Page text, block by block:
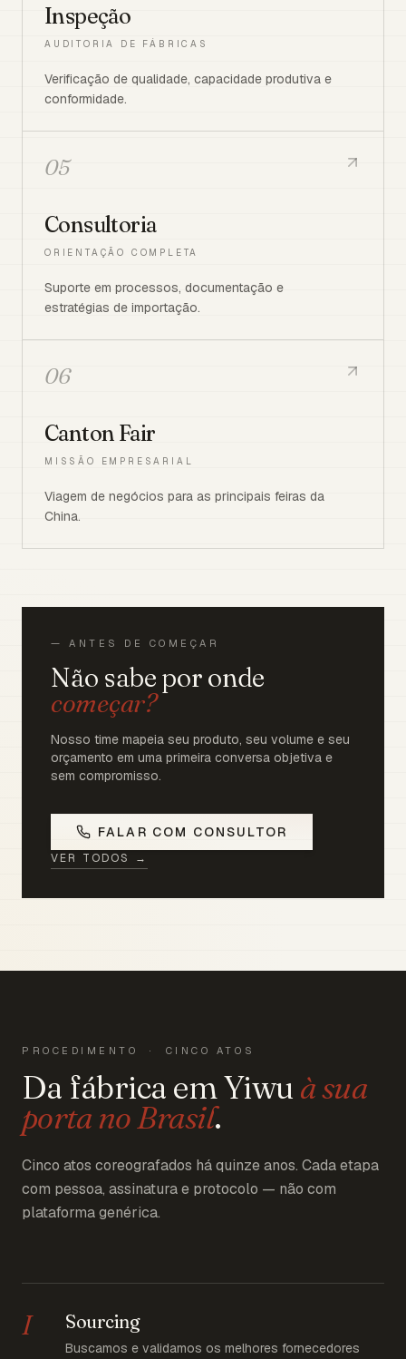
Inspeção
AUDITORIA DE FÁBRICAS
Verificação de qualidade, capacidade produtiva e
conformidade.
05
Consultoria
ORIENTAÇÃO COMPLETA
Suporte em processos, documentação e
estratégias de importação.
06
Canton Fair
MISSÃO EMPRESARIAL
Viagem de negócios para as principais feiras da
China.
— ANTES DE COMEÇAR
Não sabe por onde
começar?
Nosso time mapeia seu produto, seu volume e seu
orçamento em uma primeira conversa objetiva e
sem compromisso.
FALAR COM CONSULTOR
VER TODOS →
PROCEDIMENTO · CINCO ATOS
Da fábrica em Yiwu à sua
porta no Brasil.
Cinco atos coreografados há quinze anos. Cada etapa
com pessoa, assinatura e protocolo — não com
plataforma genérica.
I Sourcing
Buscamos e validamos os melhores fornecedores